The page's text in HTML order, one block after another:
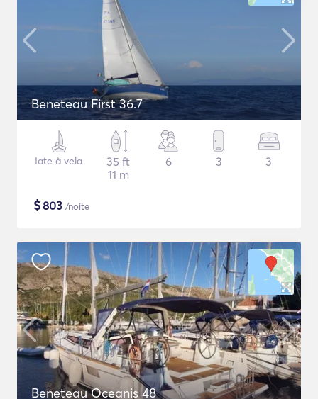
Beneteau First 36.7
Iate à vela
35 ft
11 m
6 3 3
$803 /noite
Beneteau Oceanis 48